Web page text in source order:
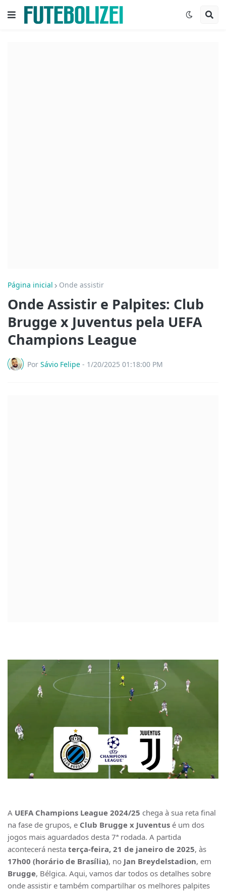
Página inicial Onde assistir
Onde Assistir e Palpites: Club
Brugge x Juventus pela UEFA
Champions League
Por Sávio Felipe - 1/20/2025 01:18:00 PM
A UEFA Champions League 2024/25 chega à sua reta final
na fase de grupos, e Club Brugge x Juventus é um dos
jogos mais aguardados desta 7ª rodada. A partida
acontecerá nesta terça-feira, 21 de janeiro de 2025, às
17h00 (horário de Brasília), no Jan Breydelstadion, em
Brugge, Bélgica. Aqui, vamos dar todos os detalhes sobre
onde assistir e também compartilhar os melhores palpites